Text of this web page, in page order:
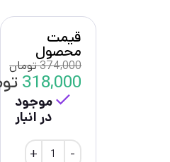
قیمت
محصول
374,000تومان
318,000
موجود
در انبار